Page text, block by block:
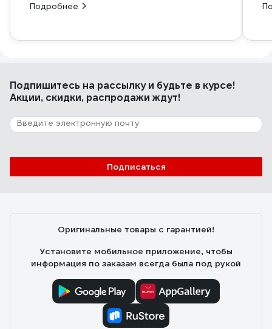
Подробнее
Подпишитесь на рассылкуи будьте в курсе!
Акции, скидки, распродажи ждут!
Подписаться
Оригинальные товары с гарантией!
Установите мобильное приложение, чтобы
информация по заказам всегда была под рукой